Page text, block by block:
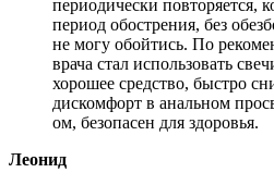
периодически повторяется,
период обострения, без
не могу обойтись. По
врача стал использовать
хорошее средство, быстро
дискомфорт в анальном
ом, безопасен для здоровья.
Леонид